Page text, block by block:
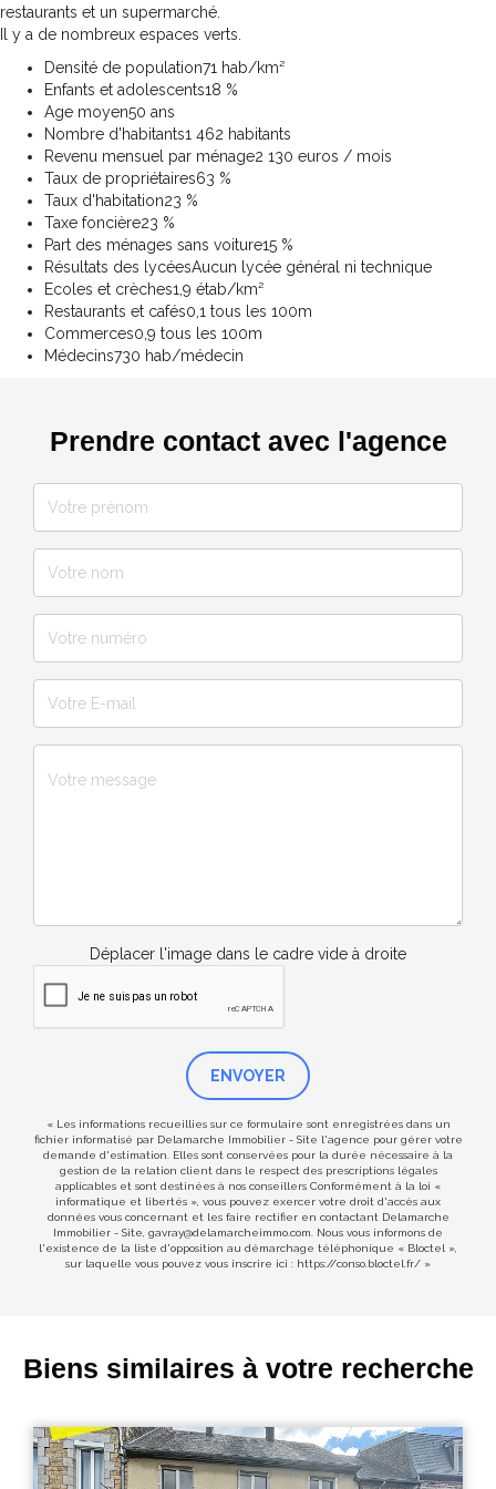
restaurants et un supermarché.
Il y a de nombreux espaces verts.
Densité de population71 hab/km²
Enfants et adolescents18 %
Age moyen50 ans
Nombre d'habitants1 462 habitants
Revenu mensuel par ménage2 130 euros / mois
Taux de propriétaires63 %
Taux d'habitation23 %
Taxe foncière23 %
Part des ménages sans voiture15 %
Résultats des lycéesAucun lycée général ni technique
Ecoles et crèches1,9 étab/km²
Restaurants et cafés0,1 tous les 100m
Commerces0,9 tous les 100m
Médecins730 hab/médecin
Prendre contact avec l'agence
Déplacer l'image dans le cadre vide à droite
ENVOYER
« Les informations recueillies sur ce formulaire sont enregistrées dans un
fichier informatisé par Delamarche Immobilier - Site l'agence pour gérer votre
demande d'estimation. Elles sont conservées pour la durée nécessaire à la
gestion de la relation client dans le respect des prescriptions légales
applicables et sont destinées à nos conseillers Conformément à la loi «
informatique et libertés », vous pouvez exercer votre droit d'accès aux
données vous concernant et les faire rectifier en contactant Delamarche
Immobilier - Site, gavray@delamarcheimmo.com. Nous vous informons de
l'existence de la liste d'opposition au démarchage téléphonique « Bloctel »,
sur laquelle vous pouvez vous inscrire ici : https://conso.bloctel.fr/ »
Biens similaires à votre recherche